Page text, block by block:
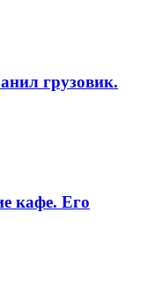
грузовик.
кафе. Его